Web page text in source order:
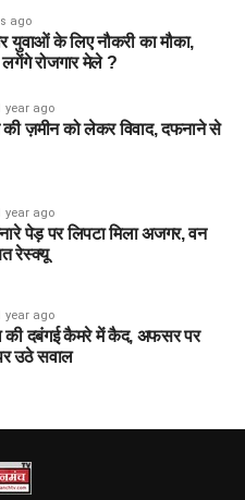
ago
युवाओं के लिए नौकरी का मौका,
रोजगार मेले ?
year ago
की ज़मीन को लेकर विवाद, दफनाने से
year ago
पेड़ पर लिपटा मिला अजगर, वन
रेस्क्यू
year ago
की दबंगई कैमरे में कैद, अफसर पर
उठे सवाल